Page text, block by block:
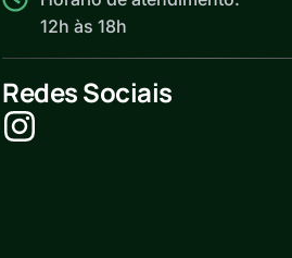
12h às 18h
Redes Sociais